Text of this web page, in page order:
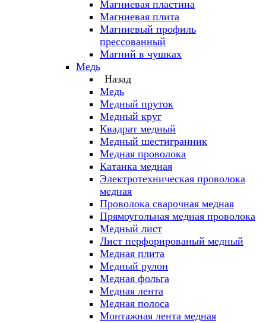
Магниевая пластина
Магниевая плита
Магниевый профиль
прессованный
Магний в чушках
Медь
Назад
Медь
Медный пруток
Медный круг
Квадрат медный
Медный шестигранник
Медная проволока
Катанка медная
Электротехническая проволока
медная
Проволока сварочная медная
Прямоугольная медная проволока
Медный лист
Лист перфорированый медный
Медная плита
Медный рулон
Медная фольга
Медная лента
Медная полоса
Монтажная лента медная